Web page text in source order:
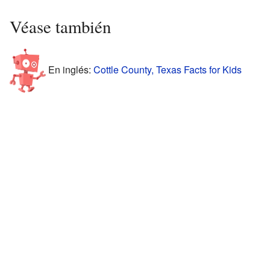
Véase también
En inglés: Cottle County, Texas Facts for Kids